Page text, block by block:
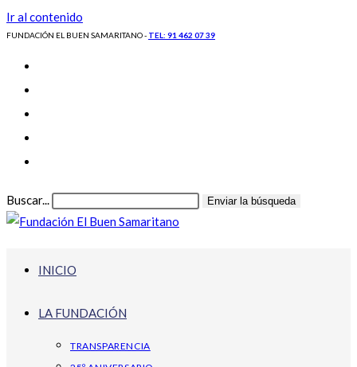
Ir al contenido
FUNDACIÓN EL BUEN SAMARITANO - TEL: 91 462 07 39
Buscar... Enviar la búsqueda
INICIO
LA FUNDACIÓN
TRANSPARENCIA